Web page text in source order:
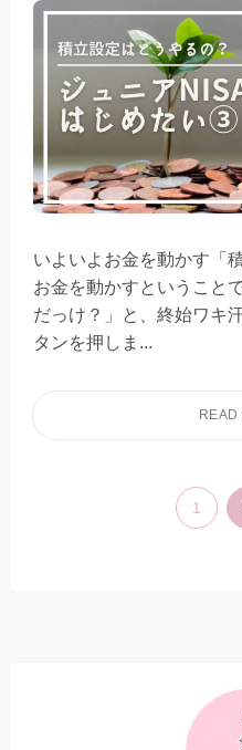
いよいよお金を動かす「
お金を動かすということ
だっけ？」と、終始ワキ
タンを押しま...
1